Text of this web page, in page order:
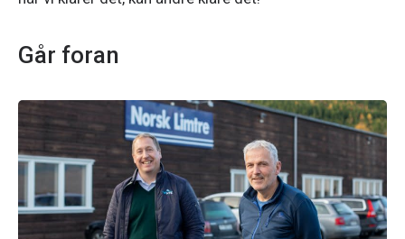
Går foran